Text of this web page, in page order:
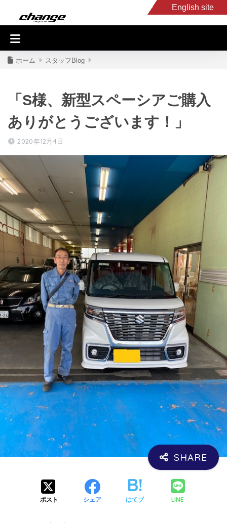
English site
入庫車情報
ホーム スタッフBlog
「S様、新型スペーシアご購入
ありがとうございます！」
2020年12月4日
ポスト シェア はてブ LINE